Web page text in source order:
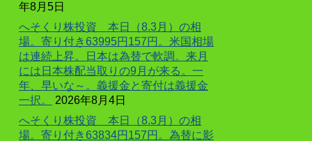
年8月5日
へそくり株投資 本日（8.3月）の相
場。寄り付き63995円157円。米国相場
は連続上昇。日本は為替で軟調。来月
には日本株配当取りの9月が来る。一
年、早いな～。義援金と寄付は義援金
一択。
2026年8月4日
へそくり株投資 本日（8.3月）の相
場。寄り付き63834円157円。為替に影